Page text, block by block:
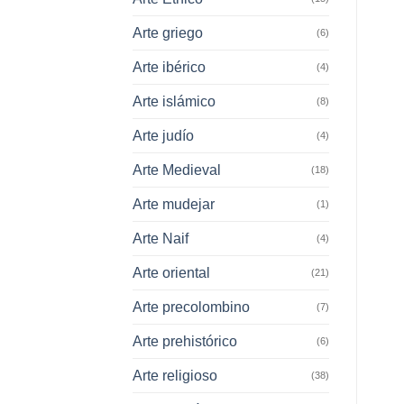
Arte griego (6)
Arte ibérico (4)
Arte islámico (8)
Arte judío (4)
Arte Medieval (18)
Arte mudejar (1)
Arte Naif (4)
Arte oriental (21)
Arte precolombino (7)
Arte prehistórico (6)
Arte religioso (38)